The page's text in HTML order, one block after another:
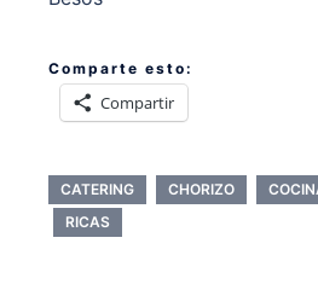
Comparte esto:
Compartir
CATERING CHORIZO
RICAS